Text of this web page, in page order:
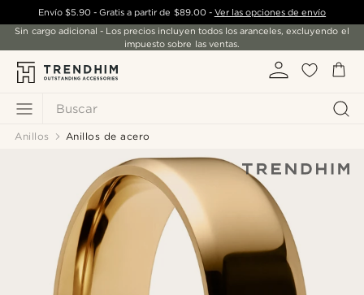
Buscar
Envío $5.90- Gratis a partir de $89.00- Ver las opciones de envío
Sin cargo adicional - Los precios incluyen todos los aranceles, excluyendo el
impuesto sobre las ventas.
Anillos Anillos de acero